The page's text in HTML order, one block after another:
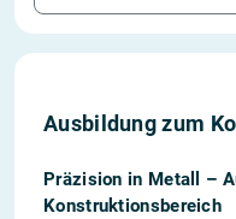
Ausbildung zum
Präzision in Metall –
Konstruktionsbereich